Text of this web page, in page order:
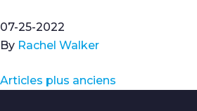
07-25-2022
By Rachel Walker
Articles plus anciens